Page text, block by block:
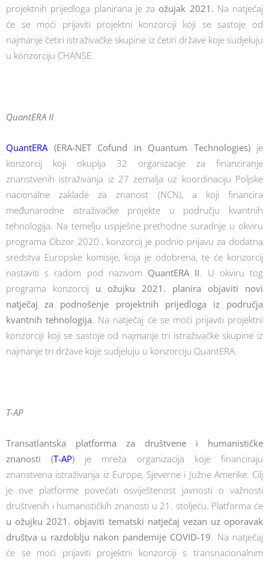
projektnih prijedloga planirana je za ožujak 2021. Na natječaj
će se moći prijaviti projektni konzorciji koji se sastoje od
najmanje četiri istraživačke skupine iz četiri države koje sudjeluju
u konzorciju CHANSE.
QuantERA II
QuantERA (ERA-NET Cofund in Quantum Technologies)je
konzorcij koji okuplja 32 organizacije za financiranje
znanstvenih istraživanja iz 27 zemalja uz koordinaciju Poljske
nacionalne zaklade za znanost (NCN), a koji financira
međunarodne istraživačke projekte u području kvantnih
tehnologija. Na temelju uspješne prethodne suradnje u okviru
programa Obzor 2020., konzorcij je podnio prijavu za dodatna
sredstva Europske komisije, koja je odobrena, te će konzorcij
nastaviti s radom pod nazivom QuantERA II. U okviru tog
programa konzorcij u ožujku 2021. planira objaviti novi
natječaj za podnošenje projektnih prijedloga iz područja
kvantnih tehnologija. Na natječaj će se moći prijaviti projektni
konzorciji koji se sastoje od najmanje tri istraživačke skupine iz
najmanje tri države koje sudjeluju u konzorciju QuantERA.
T-AP
Transatlantska platforma za društvene i humanističke
znanosti (T-AP) je mreža organizacija koje financiraju
znanstvena istraživanja iz Europe, Sjeverne i Južne Amerike. Cilj
je ove platforme povećati osviještenost javnosti o važnosti
društvenih i humanističkih znanosti u 21. stoljeću. Platforma će
u ožujku 2021. objaviti tematski natječaj vezan uz oporavak
društva u razdoblju nakon pandemije COVID-19. Na natječaj
će se moći prijaviti projektni konzorciji s transnacionalnim